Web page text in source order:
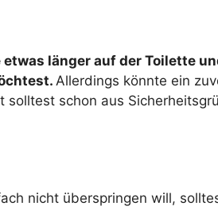
etwas länger auf der Toilette
Allerdings könnte ein
schon aus
nicht überspringen will,